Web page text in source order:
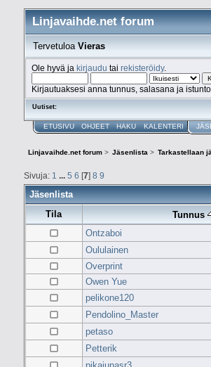
Linjavaihde.net forum
TervetuloaVieras
Ole hyvä ja kirjaudu tai rekisteröidy.
Kirjautuaksesi anna tunnus, salasana ja
Uutiset:
ETUSIVU OHJEET HAKU KALENTERI
Linjavaihde.net forum > Jäsenlista > Tarkastellaan
Sivuja: 1 ... 5 6 [7] 8 9
Jäsenlista
Tila
Tunnus
Ontzaboi
Oululainen
Overprint
Owen Yue
pelikone120
Pendolino_Master
petaso
Petterik